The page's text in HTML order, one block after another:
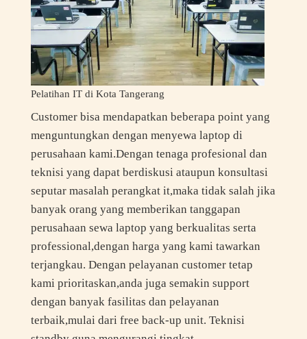
Pelatihan IT di Kota Tangerang
Customer bisa mendapatkan beberapa point yang
menguntungkan dengan menyewa laptop di
perusahaan kami.Dengan tenaga profesional dan
teknisi yang dapat berdiskusi ataupun konsultasi
seputar masalah perangkat it,maka tidak salah jika
banyak orang yang memberikan tanggapan
perusahaan sewa laptop yang berkualitas serta
professional,dengan harga yang kami tawarkan
terjangkau. Dengan pelayanan customer tetap
kami prioritaskan,anda juga semakin support
dengan banyak fasilitas dan pelayanan
terbaik,mulai dari free back-up unit. Teknisi